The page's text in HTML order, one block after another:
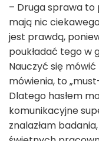
– Druga sprawa to
mają nic
jest prawdą,
poukładać tego w
Nauczyć się
mówienia, to
Dlatego hasłem
komunikacyjne
znalazłam